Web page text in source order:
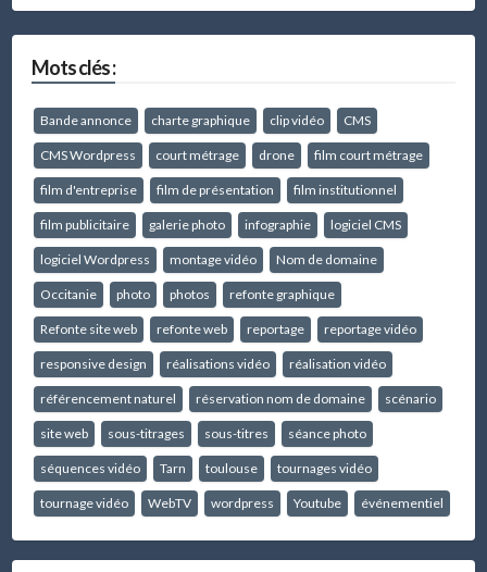
Mots clés :
Bande annonce charte graphique clip vidéo CMS
CMS Wordpress court métrage drone film court métrage
film d'entreprise film de présentation film institutionnel
film publicitaire galerie photo infographie logiciel CMS
logiciel Wordpress montage vidéo Nom de domaine
Occitanie photo photos refonte graphique
Refonte site web refonte web reportage reportage vidéo
responsive design réalisations vidéo réalisation vidéo
référencement naturel réservation nom de domaine scénario
site web sous-titrages sous-titres séance photo
séquences vidéo Tarn toulouse tournages vidéo
tournage vidéo WebTV wordpress Youtube événementiel